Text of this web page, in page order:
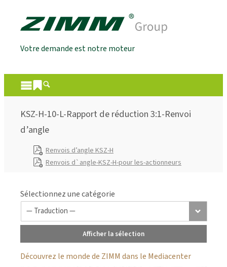
Votre demande est notre moteur
KSZ-H-10-L-Rapport de réduction 3:1-Renvoi
d’angle
Renvois d’angle KSZ-H
Renvois d`angle-KSZ-H-pour les-actionneurs
Sélectionnez une catégorie
Afficher la sélection
Découvrez le monde de ZIMM dans le Mediacenter